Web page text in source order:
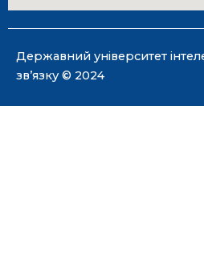
Державний університет
зв’язку © 2024